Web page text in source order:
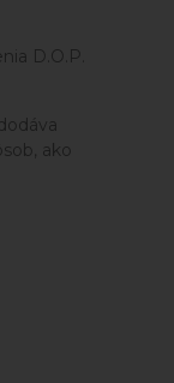
D.O.P.
ako